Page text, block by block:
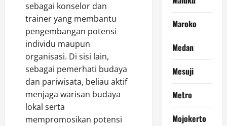
sebagai konselor dan
trainer yang membantu
pengembangan potensi
individu maupun
organisasi. Di sisi lain,
sebagai pemerhati budaya
dan pariwisata, beliau aktif
menjaga warisan budaya
lokal serta
mempromosikan potensi
Maroko
Medan
Mesuji
Metro
Mojokerto